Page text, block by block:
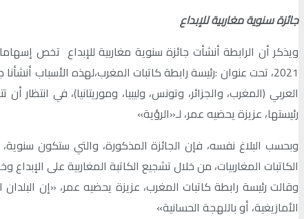
جائزة سنوية مغاربية للإبداع
ويذكر أن الرابطة أنشأت جائزة سنوية مغاربية للإبداع تخص
2021، تحت عنوان :رئيسة رابطة كاتبات المغرب،لهذه الأسباب
العربي (المغرب، والجزائر، وتونس، وليبيا، وموريتانيا)، في
رئيستها، عزيزة يحضيه عمر، لـ«الرؤية»
وبحسب البلاغ نفسه، فإن الجائزة المذكورة، والتي ستكون
الكاتبات المغاربيات، من خلال تشجيع الكاتبة المغاربية على
وقالت رئيسة رابطة كاتبات المغرب، عزيزة يحضيه عمر، «إن
الأمازيغية، أو باللهجة الحسانية»